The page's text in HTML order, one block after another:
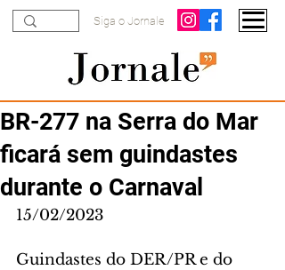
Siga o Jornale
BR-277 na Serra do Mar
ficará sem guindastes
durante o Carnaval
15/02/2023
Guindastes do DER/PR e do